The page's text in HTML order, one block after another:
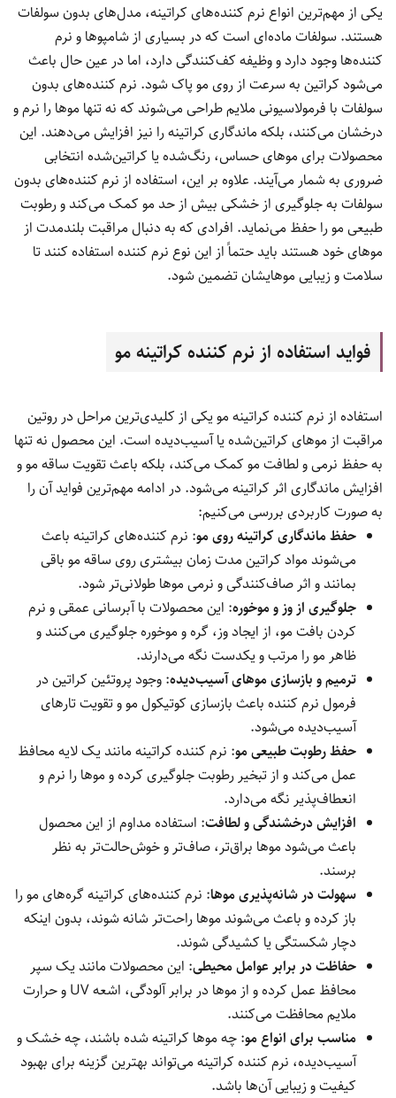
یکی از مهم‌ترین انواع نرم کننده‌های کراتینه، مدل‌های بدون سولفات
هستند. سولفات ماده‌ای است که در بسیاری از شامپوها و نرم
کننده‌ها وجود دارد و وظیفه کف‌کنندگی دارد، اما در عین حال باعث
می‌شود کراتین به سرعت از روی مو پاک شود. نرم کننده‌های بدون
سولفات با فرمولاسیونی ملایم طراحی می‌شوند که نه تنها موها را نرم و
درخشان می‌کنند، بلکه ماندگاری کراتینه را نیز افزایش می‌دهند. این
محصولات برای موهای حساس، رنگ‌شده یا کراتین‌شده انتخابی
ضروری به شمار می‌آیند. علاوه بر این، استفاده از نرم کننده‌های بدون
سولفات به جلوگیری از خشکی بیش از حد مو کمک می‌کند و رطوبت
طبیعی مو را حفظ می‌نماید. افرادی که به دنبال مراقبت بلندمدت از
موهای خود هستند باید حتماً از این نوع نرم کننده استفاده کنند تا
سلامت و زیبایی موهایشان تضمین شود.
فواید استفاده از نرم کننده کراتینه مو
استفاده از نرم کننده کراتینه مو یکی از کلیدی‌ترین مراحل در روتین
مراقبت از موهای کراتین‌شده یا آسیب‌دیده است. این محصول نه تنها
به حفظ نرمی و لطافت مو کمک می‌کند، بلکه باعث تقویت ساقه مو و
افزایش ماندگاری اثر کراتینه می‌شود. در ادامه مهم‌ترین فواید آن را
به صورت کاربردی بررسی می‌کنیم:
حفظ ماندگاری کراتینه روی مو: نرم کننده‌های کراتینه باعث
می‌شوند مواد کراتین مدت زمان بیشتری روی ساقه مو باقی
بمانند و اثر صاف‌کنندگی و نرمی موها طولانی‌تر شود.
جلوگیری از وز و موخوره: این محصولات با آبرسانی عمقی و نرم
کردن بافت مو، از ایجاد وز، گره و موخوره جلوگیری می‌کنند و
ظاهر مو را مرتب و یکدست نگه می‌دارند.
ترمیم و بازسازی موهای آسیب‌دیده: وجود پروتئین کراتین در
فرمول نرم کننده باعث بازسازی کوتیکول مو و تقویت تارهای
آسیب‌دیده می‌شود.
حفظ رطوبت طبیعی مو: نرم کننده کراتینه مانند یک لایه محافظ
عمل می‌کند و از تبخیر رطوبت جلوگیری کرده و موها را نرم و
انعطاف‌پذیر نگه می‌دارد.
افزایش درخشندگی و لطافت: استفاده مداوم از این محصول
باعث می‌شود موها براق‌تر، صاف‌تر و خوش‌حالت‌تر به نظر
برسند.
سهولت در شانه‌پذیری موها: نرم کننده‌های کراتینه گره‌های مو را
باز کرده و باعث می‌شوند موها راحت‌تر شانه شوند، بدون اینکه
دچار شکستگی یا کشیدگی شوند.
حفاظت در برابر عوامل محیطی: این محصولات مانند یک سپر
محافظ عمل کرده و از موها در برابر آلودگی، اشعه UV و حرارت
ملایم محافظت می‌کنند.
مناسب برای انواع مو: چه موها کراتینه شده باشند، چه خشک و
آسیب‌دیده، نرم کننده کراتینه می‌تواند بهترین گزینه برای بهبود
کیفیت و زیبایی آن‌ها باشد.